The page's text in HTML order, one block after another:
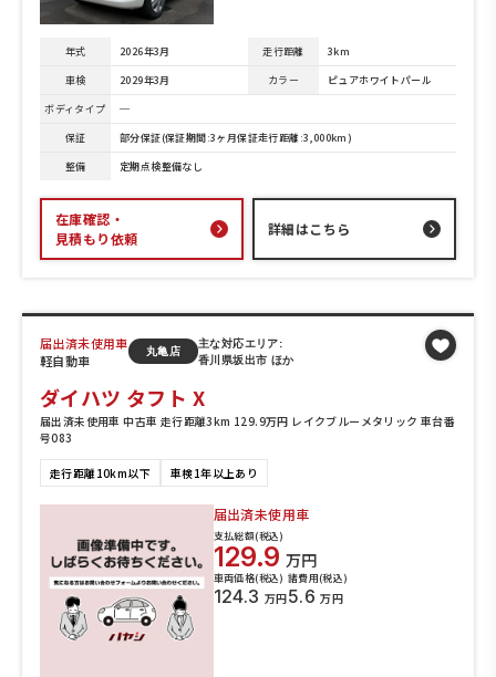
年式 2026年3月 走行距離
3km
車検
2029年3月 カラー
ピュアホワイトパール
ボディタイプ
─
保証
部分保証(保証期間:3ヶ月保証走行距離:3,000km)
整備
定期点検整備なし
在庫確認・
見積もり依頼
詳細はこちら
届出済未使用車
軽自動車
丸亀店
主な対応エリア:
香川県坂出市 ほか
ダイハツ タフト X
届出済未使用車 中古車 走行距離3km 129.9万円 レイクブルーメタリック 車台番
号083
走行距離10km以下 車検1年以上あり
届出済未使用車
支払総額(税込)
129.9 万円
車両価格(税込)
124.3 万円
諸費用(税込)
5.6 万円